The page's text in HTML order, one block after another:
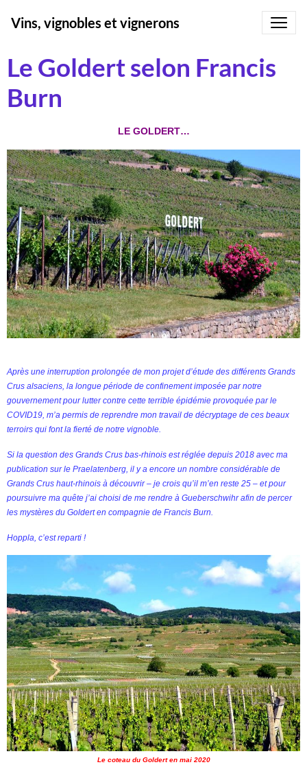
Vins, vignobles et vignerons
Le Goldert selon Francis
Burn
LE GOLDERT…
Après une interruption prolongée de mon projet d’étude des différents Grands
Crus alsaciens, la longue période de confinement imposée par notre
gouvernement pour lutter contre cette terrible épidémie provoquée par le
COVID19, m’a permis de reprendre mon travail de décryptage de ces beaux
terroirs qui font la fierté de notre vignoble.
Si la question des Grands Crus bas-rhinois est réglée depuis 2018 avec ma
publication sur le Praelatenberg, il y a encore un nombre considérable de
Grands Crus haut-rhinois à découvrir – je crois qu’il m’en reste 25 – et pour
poursuivre ma quête j’ai choisi de me rendre à Gueberschwihr afin de percer
les mystères du Goldert en compagnie de Francis Burn.
Hoppla, c’est reparti !
Le coteau du Goldert en mai 2020